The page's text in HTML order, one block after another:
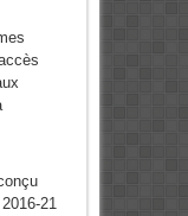
21